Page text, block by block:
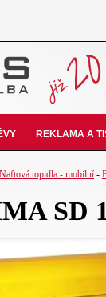
REKLAMA A
Naftová topidla - mobilní -
SD